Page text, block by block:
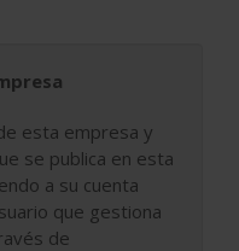
esta empresa y
se publica en esta
a su cuenta
que gestiona
de